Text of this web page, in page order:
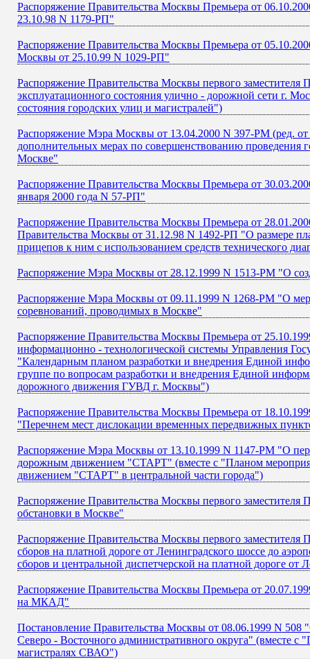
Распоряжение Правительства Москвы Премьера от
23.10.98 N 1179-РП"
Распоряжение Правительства Москвы Премьера от
Москвы от 25.10.99 N 1029-РП"
Распоряжение Правительства Москвы первого
эксплуатационного состояния улично - дорожной сети г.
состояния городских улиц и магистралей")
Распоряжение Мэра Москвы от 13.04.2000 N 397-РМ (ред.
дополнительных мерах по совершенствованию проведения
Москве"
Распоряжение Правительства Москвы Премьера от
января 2000 года N 57-РП"
Распоряжение Правительства Москвы Премьера от
Правительства Москвы от 31.12.98 N 1492-РП "О размере
прицепов к ним с использованием средств технического
Распоряжение Мэра Москвы от 28.12.1999 N 1513-РМ "О
Распоряжение Мэра Москвы от 09.11.1999 N 1268-РМ "О
соревнований, проводимых в Москве"
Распоряжение Правительства Москвы Премьера от
информационно - технологической системы Управления
"Календарным планом разработки и внедрения Единой
группе по вопросам разработки и внедрения Единой
дорожного движения ГУВД г. Москвы")
Распоряжение Правительства Москвы Премьера от
"Перечнем мест дислокации временных передвижных
Распоряжение Мэра Москвы от 13.10.1999 N 1147-РМ "О
дорожным движением "СТАРТ" (вместе с "Планом
движением "СТАРТ" в центральной части города")
Распоряжение Правительства Москвы первого
обстановки в Москве"
Распоряжение Правительства Москвы первого
сборов на платной дороге от Ленинградского шоссе до
сборов и центральной диспетчерской на платной дороге
Распоряжение Правительства Москвы Премьера от
на МКАД"
Постановление Правительства Москвы от 08.06.1999 N
Северо - Восточного административного округа" (вместе
магистралях СВАО")